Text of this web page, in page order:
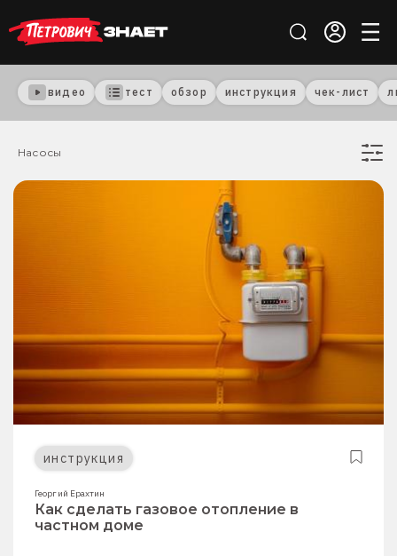
видео тест обзор инструкция чек-лист
Насосы
инструкция
Георгий Ерахтин
Как сделать газовое отопление в
частном доме